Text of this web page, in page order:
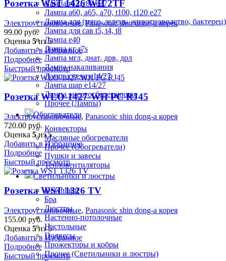
Лампа r63, r80 е27
Лампа а60, а65, а70, t100, t120 е27
Лампа для (мясо, зелень, животноводство, бактерец)
Лампа для сав t5, t4, t8
Лампа е40
Лампа кг r7s
Лампа мгл, днат, дрв, дрл
Лампа накаливания
Лампа свеча е14/27
Лампа шар е14/27
Лампа энергосберегающая
Прочее (Лампы)
Обогреватели
Конвекторы
Масляные обогреватели
Прочее (Обогреватели)
Пушки и завесы
Тепловентиляторы
Светильники и люстры
Downlight
Бра
Люстры
Настенно-потолочные
Настольные
Подвесы
Прожекторы и кобры
Прочее (Светильники и люстры)
Розетка WST 1426 WH 2TF
Электроустановочные,Panasonic shin dong-a корея
99.00 руб.
Оценка 5из 5
Добавить в Избранное
Подробнее
Быстрый просмотр
Розетка WLO-1427-WH PC RJ45
Электроустановочные, Panasonic shin dong-a корея
720.00 руб.
Оценка 5из 5
Добавить в Избранное
Подробнее
Быстрый просмотр
Розетка WST 1326 TV
Электроустановочные, Panasonic shin dong-a корея
155.00 руб.
Оценка 5из 5
Добавить в Избранное
Подробнее
Быстрый просмотр